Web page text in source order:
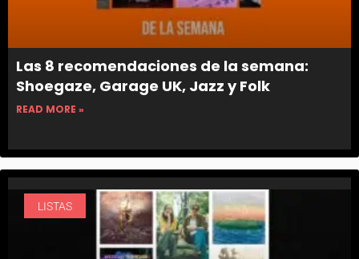
Las 8 recomendaciones de la semana:
Shoegaze, Garage UK, Jazz y Folk
READ MORE »
LISTAS